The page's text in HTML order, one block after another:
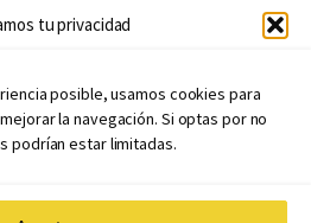
tu privacidad
posible, usamos cookies para
la navegación. Si optas por no
podrían estar limitadas.